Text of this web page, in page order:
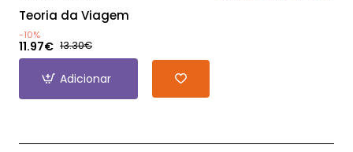
Teoria da Viagem
-10%
11.97€ 13.30€
Adicionar